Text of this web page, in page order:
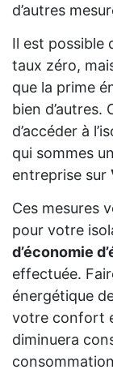
d’autres
Il est possible
taux zéro,
que la prime
bien d’autres.
d’accéder à
qui sommes
entreprise sur
Ces mesures
pour votre
d’économie
effectuée.
énergétique
votre confort
diminuera